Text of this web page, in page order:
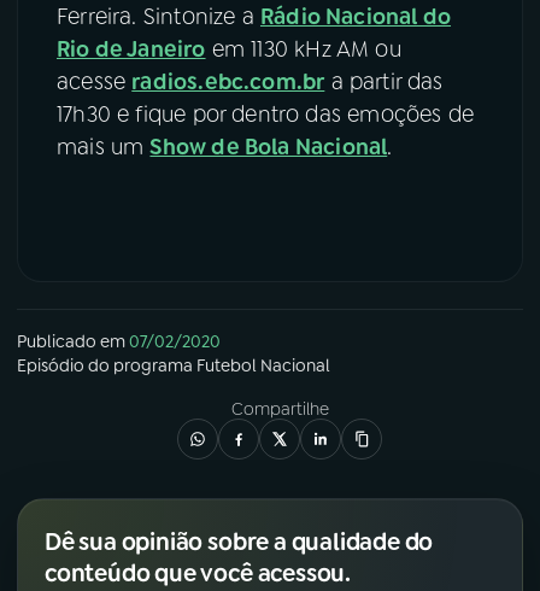
Ferreira. Sintonize a Rádio Nacional do
Rio de Janeiro em 1130 kHz AM ou
acesse radios.ebc.com.br a partir das
17h30 e fique por dentro das emoções de
mais umShow de Bola Nacional.
Publicado em07/02/2020
Episódio do programa Futebol Nacional
Compartilhe
Dê sua opinião sobre a qualidade do
conteúdo que você acessou.